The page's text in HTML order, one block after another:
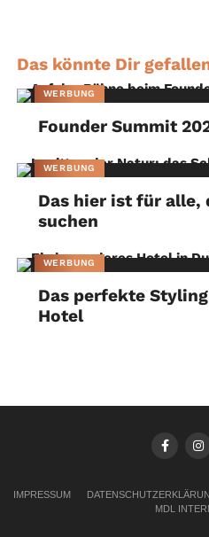
Das könnte Dir
WERBUNG
Founder Summit
WERBUNG
Das hier ist für alle,
suchen
WERBUNG
Das perfekte
Hotel
IMPRESSUM
MDL